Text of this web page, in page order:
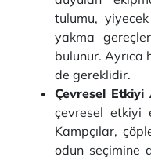
tulumu,
yakma
bulunur. Ayrıca
de gereklidir.
Çevresel Etkiyi
çevresel etkiyi
Kampçılar,
odun seçimine